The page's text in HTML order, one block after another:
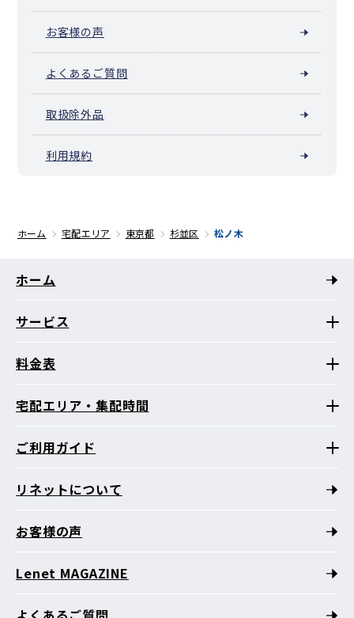
お客様の声
よくあるご質問
取扱除外品
利用規約
ホーム 宅配エリア 東京都 杉並区 松ノ木
ホーム
サービス
料金表
宅配エリア・集配時間
ご利用ガイド
リネットについて
お客様の声
Lenet MAGAZINE